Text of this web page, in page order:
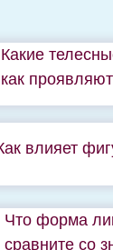
Какие
как
влияет
Что форма
сравните со